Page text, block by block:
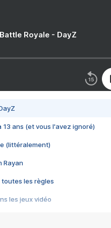
Royale - DayZ
13 ans (et vous l'avez ignoré)
(littéralement)
Rayan
toutes les règles
les jeux vidéo